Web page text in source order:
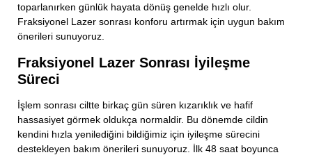
toparlanırken günlük hayata dönüş genelde hızlı olur.
Fraksiyonel Lazer sonrası konforu artırmak için uygun bakım
önerileri sunuyoruz.
Fraksiyonel Lazer Sonrası İyileşme
Süreci
İşlem sonrası ciltte birkaç gün süren kızarıklık ve hafif
hassasiyet görmek oldukça normaldir. Bu dönemde cildin
kendini hızla yenilediğini bildiğimiz için iyileşme sürecini
destekleyen bakım önerileri sunuyoruz. İlk 48 saat boyunca